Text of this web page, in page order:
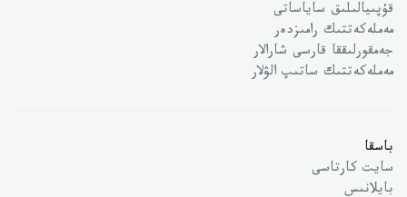
قۇپىيالىلىق ساياساتى
مەملەكەتتىك رامىزدەر
جەمقورلىققا قارسى شارالار
مەملەكەتتىك ساتىپ الۋلار
باسقا
سايت كارتاسى
بايلانىس